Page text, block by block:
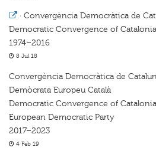
· Convergència Democràtica de
Democratic Convergence of Catalonia
1974–2016
8 Jul 18
Convergència Democràtica de
Demòcrata Europeu Català
Democratic Convergence of
European Democratic Party
2017–2023
4 Feb 19